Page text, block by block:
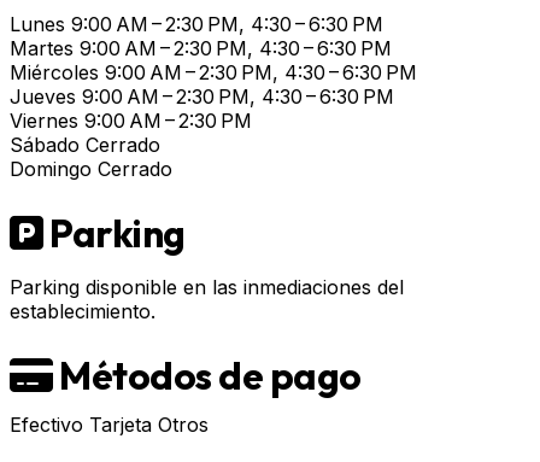
Lunes 9:00 AM – 2:30 PM, 4:30 – 6:30 PM
Martes 9:00 AM – 2:30 PM, 4:30 – 6:30 PM
Miércoles 9:00 AM – 2:30 PM, 4:30 – 6:30 PM
Jueves 9:00 AM – 2:30 PM, 4:30 – 6:30 PM
Viernes 9:00 AM – 2:30 PM
Sábado Cerrado
Domingo Cerrado
Parking
Parking disponible en las inmediaciones del
establecimiento.
Métodos de pago
Efectivo Tarjeta Otros